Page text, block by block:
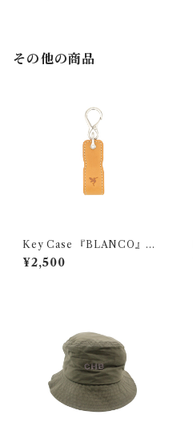
その他の商品
Key Case 『BLANCO』
（モストロ）
¥2,500